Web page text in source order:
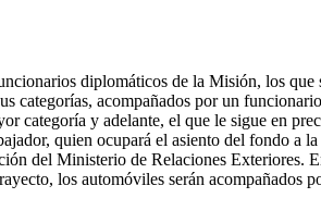
diplomáticos de la Misión, los
categorías, acompañados por un
categoría y adelante, el que le sigue en
quien ocupará el asiento del fondo a
del Ministerio de Relaciones Exteriores.
los automóviles serán acompañados